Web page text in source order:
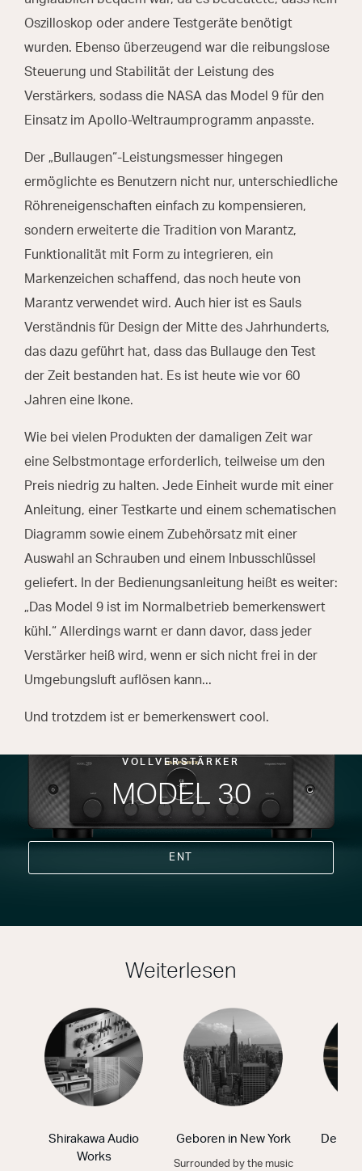
Oszilloskop oder andere Testgeräte benötigt
wurden. Ebenso überzeugend war die reibungslose
Steuerung und Stabilität der Leistung des
Verstärkers, sodass die NASA das Model 9 für den
Einsatz im Apollo-Weltraumprogramm anpasste.
Der „Bullaugen“-Leistungsmesser hingegen
ermöglichte es Benutzern nicht nur, unterschiedliche
Röhreneigenschaften einfach zu kompensieren,
sondern erweiterte die Tradition von Marantz,
Funktionalität mit Form zu integrieren, ein
Markenzeichen schaffend, das noch heute von
Marantz verwendet wird. Auch hier ist es Sauls
Verständnis für Design der Mitte des Jahrhunderts,
das dazu geführt hat, dass das Bullauge den Test
der Zeit bestanden hat. Es ist heute wie vor 60
Jahren eine Ikone.
Wie bei vielen Produkten der damaligen Zeit war
eine Selbstmontage erforderlich, teilweise um den
Preis niedrig zu halten. Jede Einheit wurde mit einer
Anleitung, einer Testkarte und einem schematischen
Diagramm sowie einem Zubehörsatz mit einer
Auswahl an Schrauben und einem Inbusschlüssel
geliefert. In der Bedienungsanleitung heißt es weiter:
„Das Model 9 ist im Normalbetrieb bemerkenswert
kühl.“ Allerdings warnt er dann davor, dass jeder
Verstärker heiß wird, wenn er sich nicht frei in der
Umgebungsluft auflösen kann...
Und trotzdem ist er bemerkenswert cool.
VOLLVERSTÄRKER
MODEL 30
ENT
Weiterlesen
Shirakawa Audio
Works
Geboren in New York
Surrounded by the music
Der